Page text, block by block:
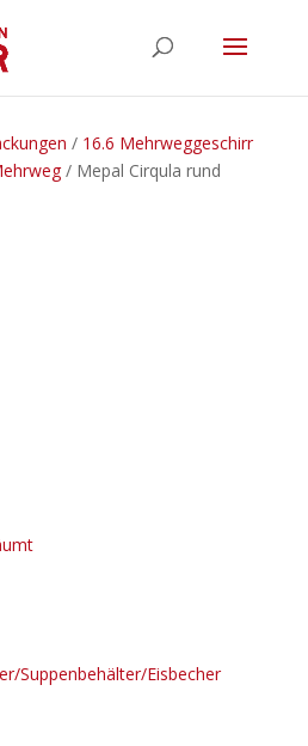
/ 16.6 Mehrweggeschirr
/ Mepal Cirqula rund
Suppenbehälter/Eisbecher